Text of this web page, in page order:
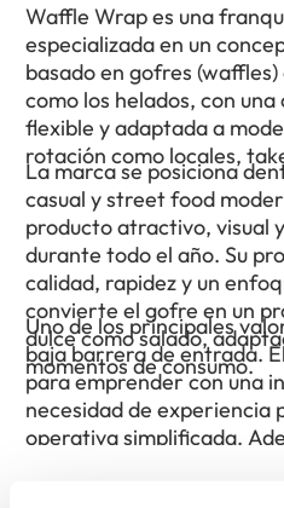
Waffle Wrap es una
especializada en un
basado en gofres
como los helados, con
flexible y adaptada a
rotación como locales,
La marca se posiciona
casual y street food
producto atractivo, visual
durante todo el año. Su
calidad, rapidez y un
convierte el gofre en un
dulce como salado,
momentos de consumo.
Uno de los principales
baja barrera de entrada.
para emprender con una
necesidad de experiencia
operativa simplificada.
de humos en la mayoría
amplía significativamente